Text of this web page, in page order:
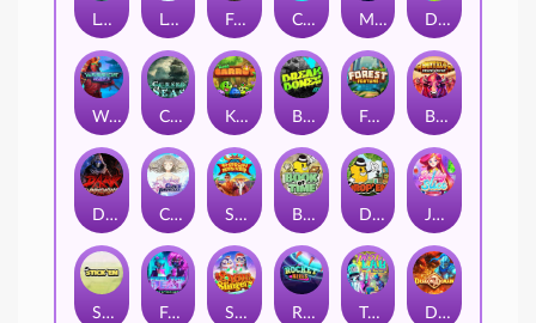
Le Pharaoh Let It Snow Fear the Dark Cash Compass Miami Multiplier Double Rainbow
Warrior Ways Cursed Seas King Carrot Break Bones Forest Fortune Buffalo Stack'n'Sync
Dark Summoning Cloud Princess Shaolin Master Book of Time Drop'em Jelly Slice
Stick'em Feel The Beat Snow Slingers Rocket Reels Twisted Lab Dragon’s Domain